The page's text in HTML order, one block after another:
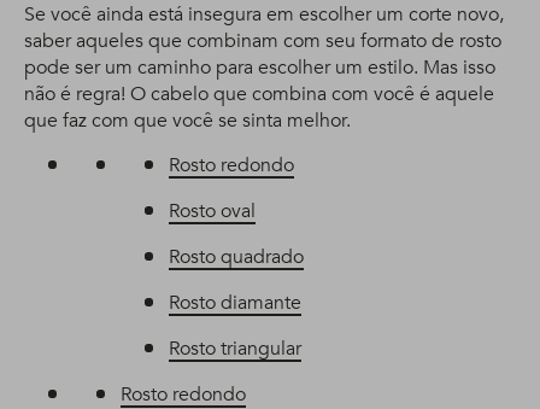
Se você ainda está insegura em escolher um corte novo,
saber aqueles que combinam com seu formato de rosto
pode ser um caminho para escolher um estilo. Mas isso
não é regra! O cabelo que combina com você é aquele
que faz com que você se sinta melhor.
Rosto redondo
Rosto oval
Rosto quadrado
Rosto diamante
Rosto triangular
Rosto redondo